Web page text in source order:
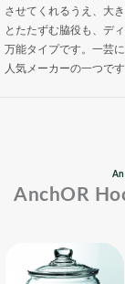
させてくれるうえ、大
とたたずむ脇役も、デ
万能タイプです。一芸
人気メーカーの一つです
AnchOR